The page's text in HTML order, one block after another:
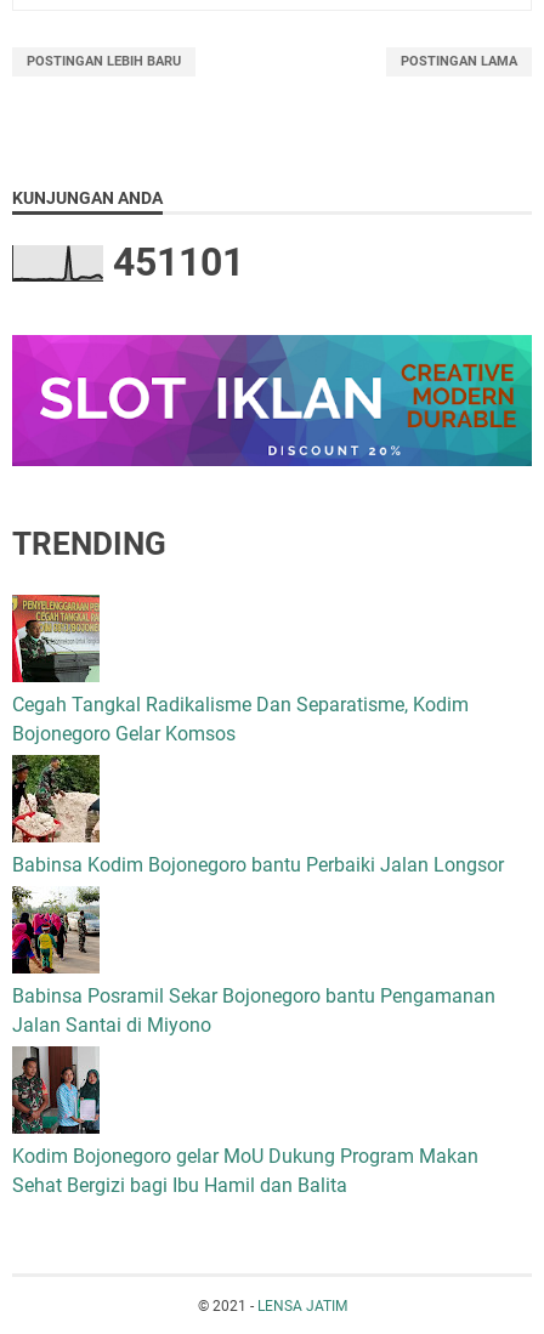
POSTINGAN LEBIH BARU POSTINGAN LAMA
KUNJUNGAN ANDA
451101
TRENDING
Cegah Tangkal Radikalisme Dan Separatisme, Kodim
Bojonegoro Gelar Komsos
Babinsa Kodim Bojonegoro bantu Perbaiki Jalan Longsor
Babinsa Posramil Sekar Bojonegoro bantu Pengamanan
Jalan Santai di Miyono
Kodim Bojonegoro gelar MoU Dukung Program Makan
Sehat Bergizi bagi Ibu Hamil dan Balita
© 2021 - LENSA JATIM